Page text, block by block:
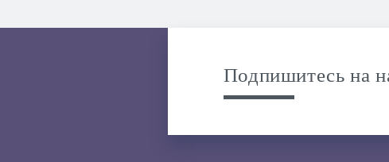
Подпишитесь на